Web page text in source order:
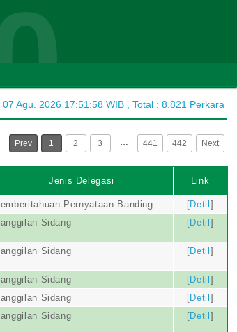
Agu. 2026 17:51:58 WIB , Total : 8.821 Perkara
Prev 1 2 3 … 441 442 Next
Jenis Delegasi Link
Pernyataan Banding [Detil ]
Sidang [Detil ]
Sidang [Detil ]
Sidang [Detil ]
Sidang [Detil ]
Sidang [Detil ]